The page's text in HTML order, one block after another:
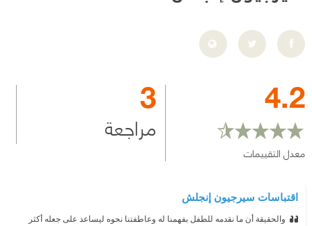
4.2
معدل التقييمات
3
مراجعة
اقتباسات سيرجيون إنجلش
والحقيقة أن ما نقدمه للطفل بفهمنا له وعاطفتنا نحوه ليساعد على جعله أكثر